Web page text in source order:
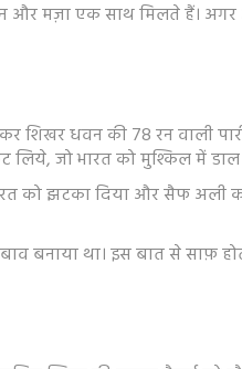
और मज़ा एक साथ मिलते हैं।
शिखर धवन की 78 रन वाली
जो भारत को मुश्किल में डाल
को झटका दिया और सैफ
बनाया था। इस बात से साफ़